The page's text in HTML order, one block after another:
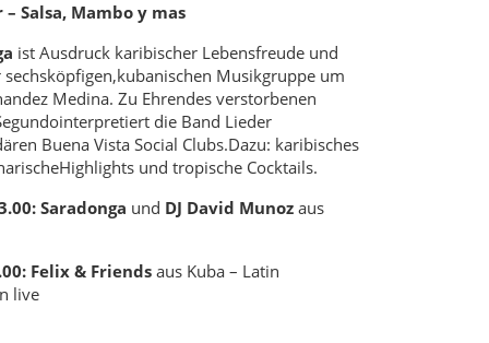
Salsa, Mambo y mas
ist Ausdruck karibischer Lebensfreude und
kubanischen Musikgruppe um
Medina. Zu Ehrendes verstorbenen
interpretiert die Band Lieder
Buena Vista Social Clubs.Dazu: karibisches
Highlights und tropische Cocktails.
Saradonga und DJ David Munoz aus
Felix & Friends aus Kuba – Latin
live